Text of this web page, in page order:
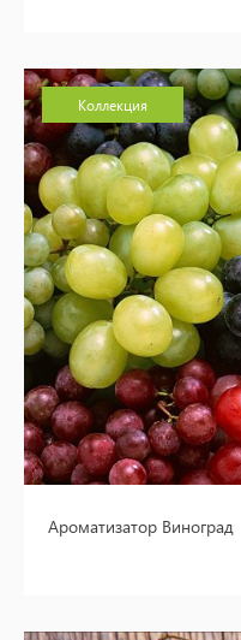
Коллекция
Ароматизатор Виноград